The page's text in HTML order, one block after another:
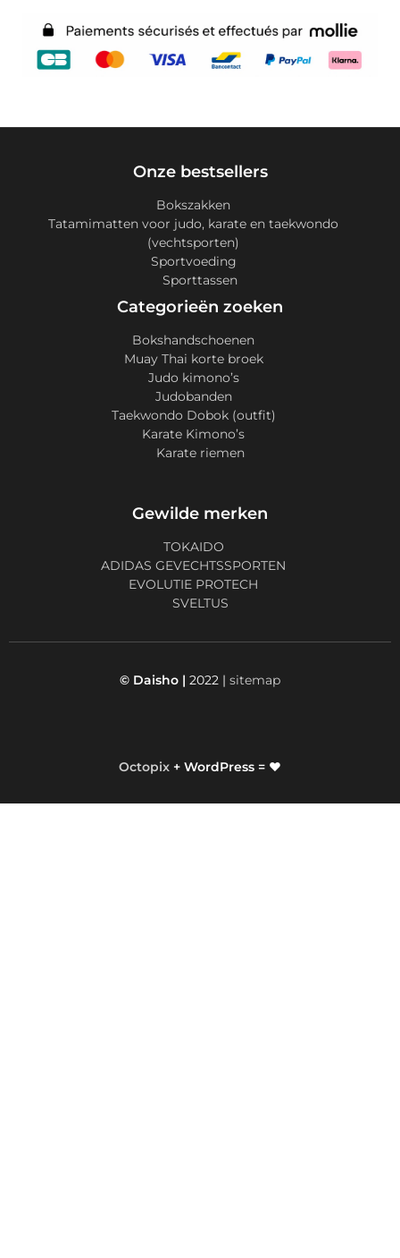
Onze bestsellers
Bokszakken
Tatamimatten voor judo, karate en taekwondo
(vechtsporten)
Sportvoeding
Sporttassen
Categorieën zoeken
Bokshandschoenen
Muay Thai korte broek
Judo kimono’s
Judobanden
Taekwondo Dobok (outfit)
Karate Kimono’s
Karate riemen
Gewilde merken
TOKAIDO
ADIDAS GEVECHTSSPORTEN
EVOLUTIE PROTECH
SVELTUS
© Daisho | 2022 | sitemap
Octopix + WordPress = ❤